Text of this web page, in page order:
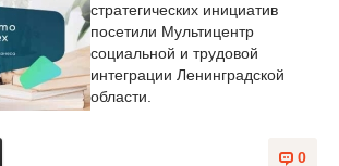
стратегических инициатив
посетили Мультицентр
социальной и трудовой
интеграции Ленинградской
области.
0